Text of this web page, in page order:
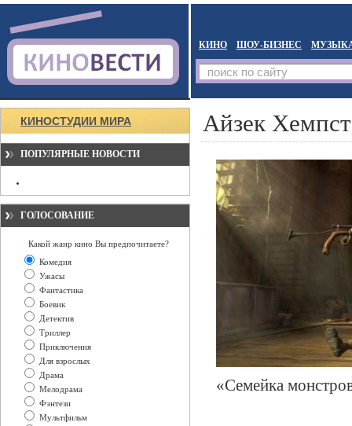
КИНО ШОУ-БИЗНЕС
КИНОСТУДИИ МИРА
ПОПУЛЯРНЫЕ НОВОСТИ
ГОЛОСОВАНИЕ
Какой жанр кино Вы предпочитаете?
Комедия
Ужасы
Фантастика
Боевик
Детектив
Триллер
Приключения
Для взрослых
Драма
Мелодрама
Фэнтези
Мультфильм
Айзек
«Семейка